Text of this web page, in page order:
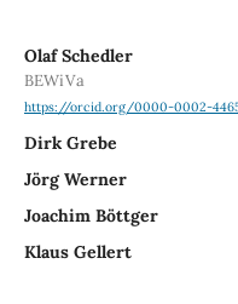
Olaf Schedler
BEWiVa
https://orcid.org/0000-0002-
Dirk Grebe
Jörg Werner
Joachim Böttger
Klaus Gellert